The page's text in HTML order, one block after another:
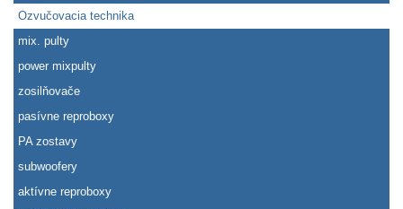
Ozvučovacia technika
mix. pulty
power mixpulty
zosilňovače
pasívne reproboxy
PA zostavy
subwoofery
aktívne reproboxy